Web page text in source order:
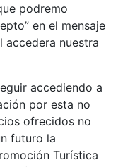
podremo
en el mensaje
accedera nuestra
accediendo a
por esta no
ofrecidos no
futuro la
Turística